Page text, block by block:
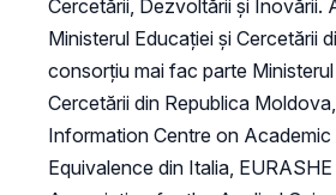
Cercetării, Dezvoltării și Inovării.
Ministerul Educației și Cercetării
consorțiu mai fac parte
Cercetării din Republica
Information Centre on
Equivalence din Italia,